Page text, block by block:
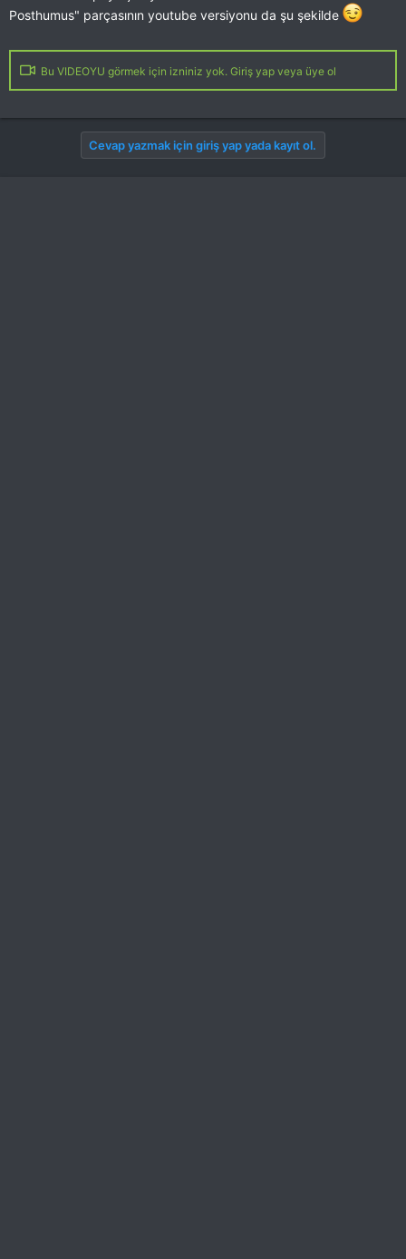
Posthumus" parçasının youtube versiyonu da şu şekilde
Bu VIDEOYU görmek için izniniz yok. Giriş yap veya üye ol
Cevap yazmak için giriş yap yada kayıt ol.